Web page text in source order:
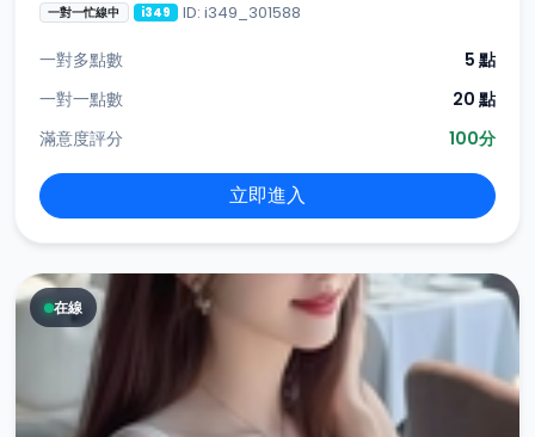
一對一忙線中 i349 ID: i349_301588
一對多點數
5 點
一對一點數
20 點
滿意度評分
100分
立即進入
在線